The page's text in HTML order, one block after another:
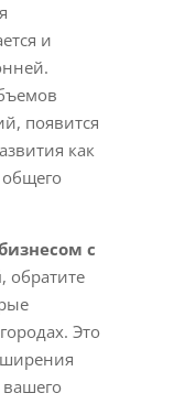
и
появится
как
с
, обратите
Это